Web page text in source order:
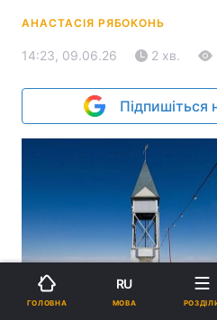
АНАСТАСІЯ РЯБОКОНЬ
14:23, 09.06.26 2 хв.
Підпишіться
ГОЛОВНА
RU
МОВА